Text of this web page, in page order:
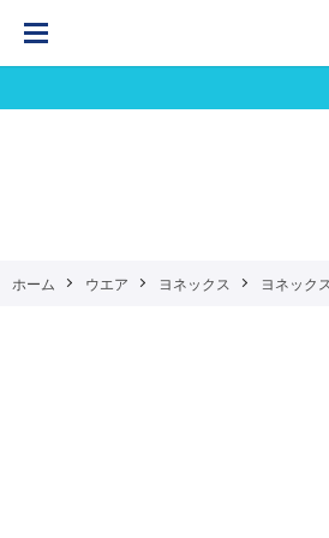
ホーム ウエア ヨネックス ヨネック